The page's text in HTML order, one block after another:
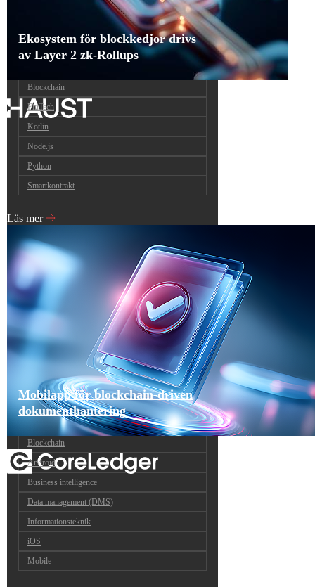
Ekosystem för blockkedjor drivs
av Layer 2 zk-Rollups
Blockchain
FinTech
Kotlin
Node.js
Python
Smartkontrakt
Läs mer
Mobilapp för blockchain-driven
dokumenthantering
Blockchain
Android
Business intelligence
Data management (DMS)
Informationsteknik
iOS
Mobile